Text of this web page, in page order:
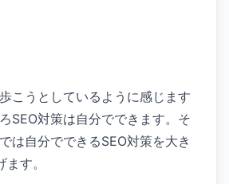
こうとしているように感じます
SEO対策は自分でできます。そ
は自分でできるSEO対策を大き
す。